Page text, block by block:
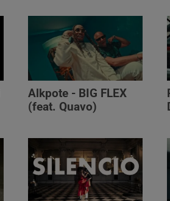
Alkpote - BIG FLEX
(feat. Quavo)